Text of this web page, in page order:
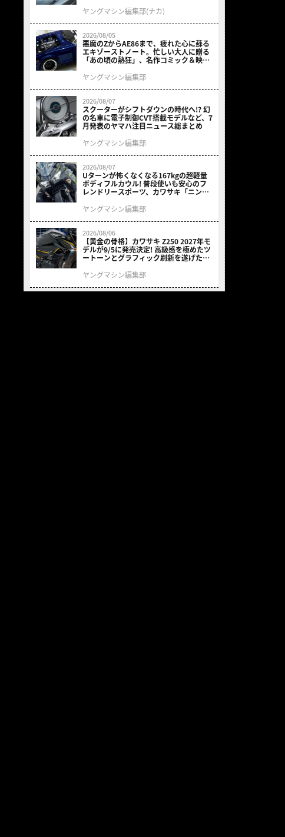
ヤングマシン編集部(ナカ)
2026/08/05
悪魔のZからAE86まで、疲れた心に蘇る
エキゾーストノート。忙しい大人に贈る
「あの頃の熱狂」、名作コミック＆映画
結！
ヤングマシン編集部
2026/08/07
スクーターがシフトダウンの時代へ!? 幻
の名車に電子制御CVT搭載モデルなど、7
月発表のヤマハ注目ニュース総まとめ
ヤングマシン編集部
2026/08/07
Uターンが怖くなくなる167kgの超軽量
ボディフルカウル! 普段使いも安心のフ
レンドリースポーツ、カワサキ「ニンジ
9/5発売
ヤングマシン編集部
2026/08/06
【黄金の骨格】カワサキ Z250 2027年モ
デルが9/5に発売決定! 高級感を極めたツ
ートーンとグラフィック刷新を遂げた本
ヤングマシン編集部